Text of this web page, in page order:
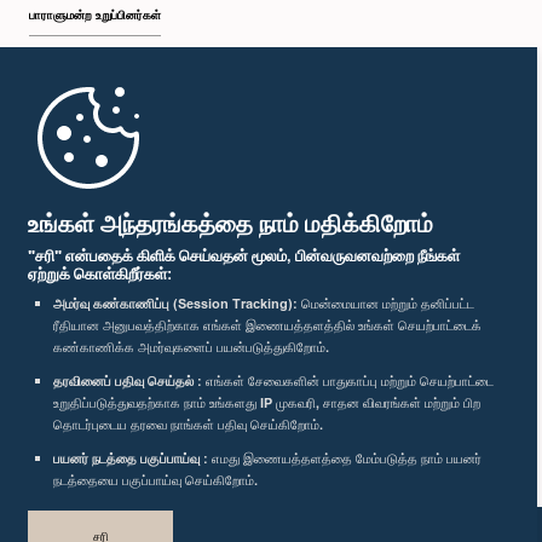
உங்கள் அந்தரங்கத்தை நாம் மதிக்கிறோம்
"சரி" என்பதைக் கிளிக் செய்வதன் மூலம், பின்வருவனவற்றை நீங்கள்
ஏற்றுக் கொள்கிறீர்கள்:
அமர்வு கண்காணிப்பு (Session Tracking): மென்மையான மற்றும் தனிப்பட்ட
ரீதியான அனுபவத்திற்காக எங்கள் இணையத்தளத்தில் உங்கள் செயற்பாட்டைக்
கண்காணிக்க அமர்வுகளைப் பயன்படுத்துகிறோம்.
தரவினைப் பதிவு செய்தல் : எங்கள் சேவைகளின் பாதுகாப்பு மற்றும் செயற்பாட்டை
உறுதிப்படுத்துவதற்காக நாம் உங்களது IP முகவரி, சாதன விவரங்கள் மற்றும் பிற
தொடர்புடைய தரவை நாங்கள் பதிவு செய்கிறோம்.
பயனர் நடத்தை பகுப்பாய்வு : எமது இணையத்தளத்தை மேம்படுத்த நாம் பயனர்
நடத்தையை பகுப்பாய்வு செய்கிறோம்.
சரி
பாராளுமன்ற உறுப்பினர்கள்
முதற்பக்கம்
பாராளுமன்ற கையடக்க செயலி
எம்மை பின்தொடர்க :
விருதுகள்
தனியுரிமைக் கொள்கை